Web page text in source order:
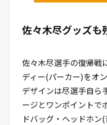
佐々木尽グッズも
佐々木尽選手の復帰戦
ディー(パーカー)をオ
デザインは尽選手自ら
ージとワンポイントで
ドバッグ・ヘッドホン